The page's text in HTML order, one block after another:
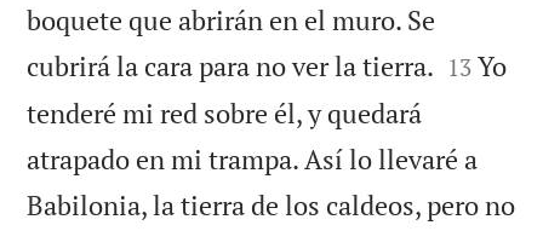
boquete que abrirán en el muro. Se
cubrirá la cara para no ver la tierra. 

13 Yo
tenderé mi red sobre él, y quedará
atrapado en mi trampa. Así lo llevaré a
Babilonia, la tierra de los caldeos, pero no